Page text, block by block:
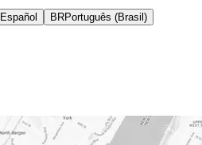
Español BRPortuguês (Brasil)